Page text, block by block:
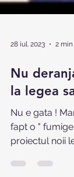
Nu
la legea
Nu e gata !
fapt o " fumigenă ", declarând cā va publica
proiectul noii